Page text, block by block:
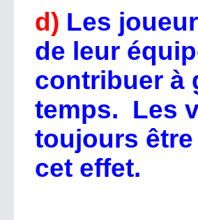
d) Les
de leur
contribuer à
temps. Les
toujours
cet effet.